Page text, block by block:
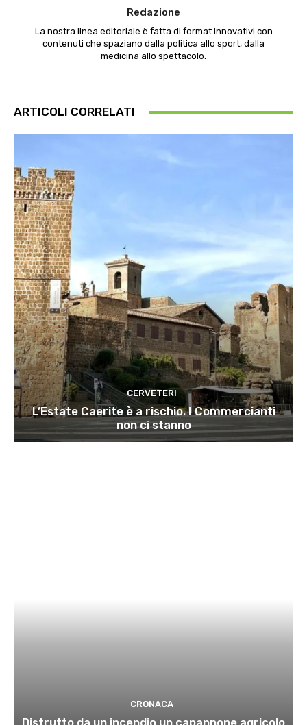
Redazione
La nostra linea editoriale è fatta di format innovativi con
contenuti che spaziano dalla politica allo sport, dalla
medicina allo spettacolo.
ARTICOLI CORRELATI
CERVETERI
L’Estate Caerite è a rischio. I Commercianti
non ci stanno
CRONACA
Distrutto da un incendio un capannone agricolo